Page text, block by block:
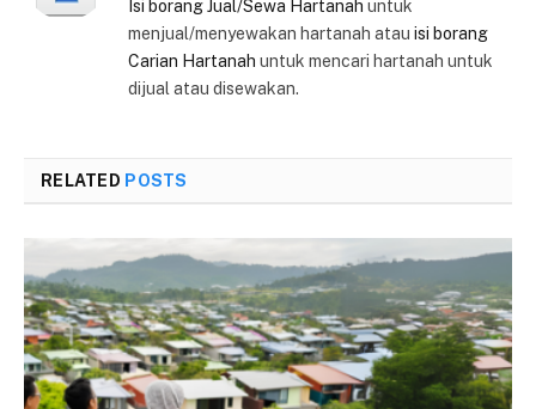
Isi borang Jual/Sewa Hartanah untuk
menjual/menyewakan hartanah atau isi borang
Carian Hartanah untuk mencari hartanah untuk
dijual atau disewakan.
RELATED POSTS